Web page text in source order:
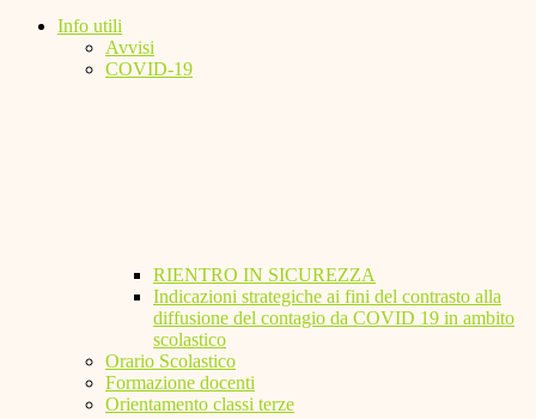
Info utili
Avvisi
COVID-19
RIENTRO IN SICUREZZA
Indicazioni strategiche ai fini del contrasto alla
diffusione del contagio da COVID 19 in ambito
scolastico
Orario Scolastico
Formazione docenti
Orientamento classi terze